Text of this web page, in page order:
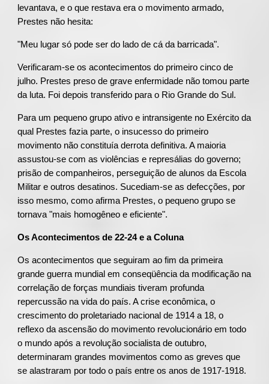
levantava, e o que restava era o movimento armado,
Prestes não hesita:
"Meu lugar só pode ser do lado de cá da barricada".
Verificaram-se os acontecimentos do primeiro cinco de
julho. Prestes preso de grave enfermidade não tomou parte
da luta. Foi depois transferido para o Rio Grande do Sul.
Para um pequeno grupo ativo e intransigente no Exército da
qual Prestes fazia parte, o insucesso do primeiro
movimento não constituía derrota definitiva. A maioria
assustou-se com as violências e represálias do governo;
prisão de companheiros, perseguição de alunos da Escola
Militar e outros desatinos. Sucediam-se as defecções, por
isso mesmo, como afirma Prestes, o pequeno grupo se
tornava "mais homogêneo e eficiente".
Os Acontecimentos de 22-24 e a Coluna
Os acontecimentos que seguiram ao fim da primeira
grande guerra mundial em conseqüência da modificação na
correlação de forças mundiais tiveram profunda
repercussão na vida do país. A crise econômica, o
crescimento do proletariado nacional de 1914 a 18, o
reflexo da ascensão do movimento revolucionário em todo
o mundo após a revolução socialista de outubro,
determinaram grandes movimentos como as greves que
se alastraram por todo o país entre os anos de 1917-1918.